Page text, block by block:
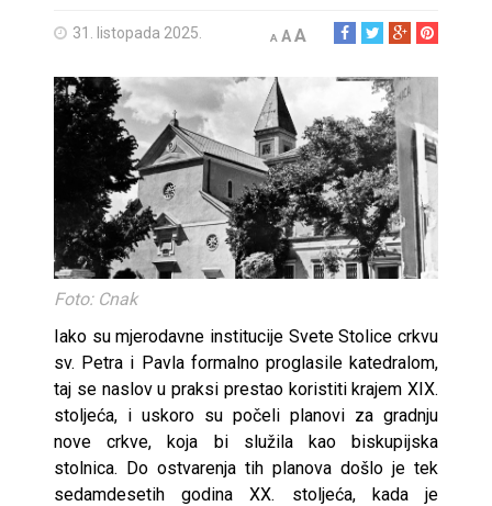
31. listopada 2025. A AA
Foto: Cnak
Iako su mjerodavne institucije Svete Stolice crkvu
sv. Petra i Pavla formalno proglasile katedralom,
taj se naslov u praksi prestao koristiti krajem XIX.
stoljeća, i uskoro su počeli planovi za gradnju
nove crkve, koja bi služila kao biskupijska
stolnica. Do ostvarenja tih planova došlo je tek
sedamdesetih godina XX. stoljeća, kada je